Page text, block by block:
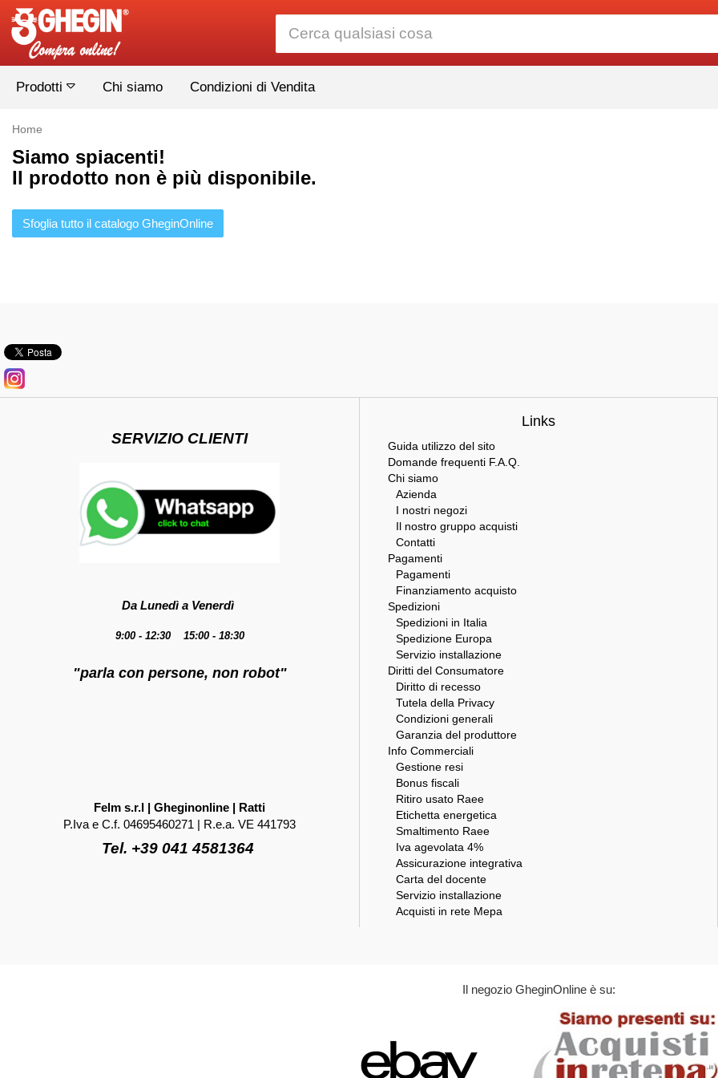
Prodotti Chi siamo Condizioni di Vendita
Home
Siamo spiacenti!
Il prodotto non è più disponibile.
Sfoglia tutto il catalogo GheginOnline
SERVIZIO CLIENTI
Da Lunedì a Venerdì
9:00 - 12:30 15:00 - 18:30
"parla con persone, non robot"
Felm s.r.l | Gheginonline | Ratti
P.Iva e C.f. 04695460271 | R.e.a. VE 441793
Tel. +39 041 4581364
Links
Guida utilizzo del sito
Domande frequenti F.A.Q.
Chi siamo
Azienda
I nostri negozi
Il nostro gruppo acquisti
Contatti
Pagamenti
Pagamenti
Finanziamento acquisto
Spedizioni
Spedizioni in Italia
Spedizione Europa
Servizio installazione
Diritti del Consumatore
Diritto di recesso
Tutela della Privacy
Condizioni generali
Garanzia del produttore
Info Commerciali
Gestione resi
Bonus fiscali
Ritiro usato Raee
Etichetta energetica
Smaltimento Raee
Iva agevolata 4%
Assicurazione integrativa
Carta del docente
Servizio installazione
Acquisti in rete Mepa
Il negozio GheginOnline è su: